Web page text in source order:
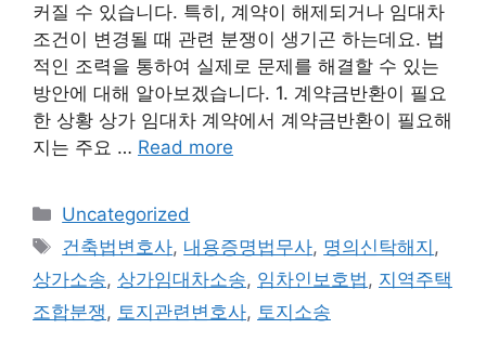
커질 수 있습니다. 특히, 계약이 해제되거나 임대차
조건이 변경될 때 관련 분쟁이 생기곤 하는데요. 법
적인 조력을 통하여 실제로 문제를 해결할 수 있는
방안에 대해 알아보겠습니다. 1. 계약금반환이 필요
한 상황 상가 임대차 계약에서 계약금반환이 필요해
지는 주요 … Read more
Categories
Uncategorized
Tags
건축법변호사, 내용증명법무사, 명의신탁해지 ,
상가소송, 상가임대차소송, 임차인보호법, 지역주택
조합분쟁, 토지관련변호사, 토지소송